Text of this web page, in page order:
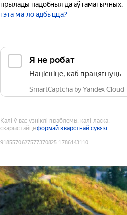
прылады падобныя да аўтаматычных.
гэта магло адбыцца?
Я не робат
Націсніце, каб працягнуць
SmartCaptcha by Yandex Cloud
Калі ў вас узніклі праблемы, калі ласка,
скарыстайцеформай зваротнай сувязі
9185570627577370825:1786143110